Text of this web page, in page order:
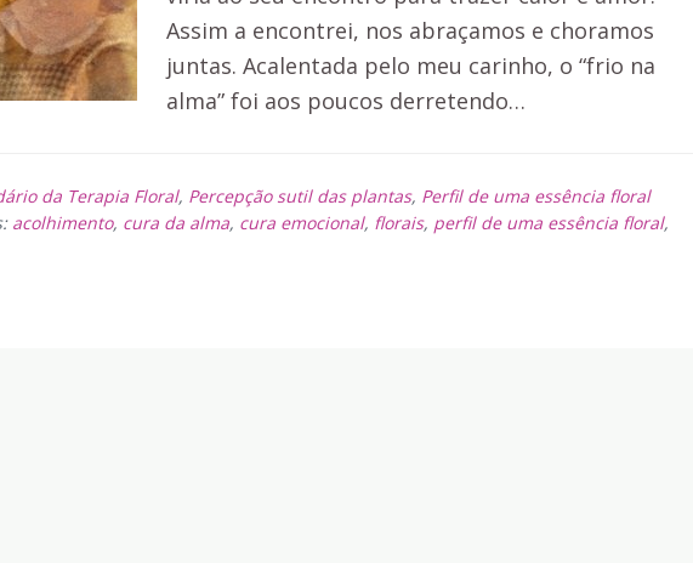
Assim a encontrei, nos abraçamos e choramos
juntas. Acalentada pelo meu carinho, o “frio na
alma” foi aos poucos derretendo…
da Terapia Floral, Percepção sutil das plantas, Perfil de uma essência floral
acolhimento, cura da alma, cura emocional, florais, perfil de uma essência floral,